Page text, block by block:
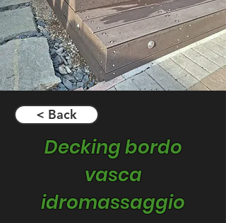
< Back
Decking bordo
vasca
idromassaggio